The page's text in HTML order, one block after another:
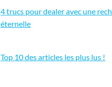
4 trucs pour dealer avec une
éternelle
Top 10 des articles les plus lus !